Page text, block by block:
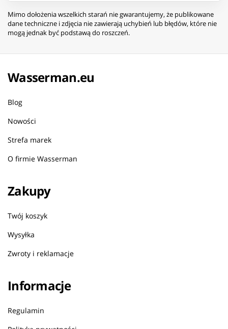
Mimo dołożenia wszelkich starań nie gwarantujemy, że publikowane
dane techniczne i zdjęcia nie zawierają uchybień lub błędów, które nie
mogą jednak być podstawą do roszczeń.
Wasserman.eu
Blog
Nowości
Strefa marek
O firmie Wasserman
Zakupy
Twój koszyk
Wysyłka
Zwroty i reklamacje
Informacje
Regulamin